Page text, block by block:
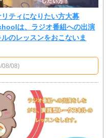
リティになりたい方大募
は、ラジオ番組への出演
のレッスンをおこないま
08/08)